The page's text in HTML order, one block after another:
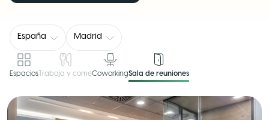
España Madrid
EspaciosTrabaja y comeCoworkingSala de reuniones